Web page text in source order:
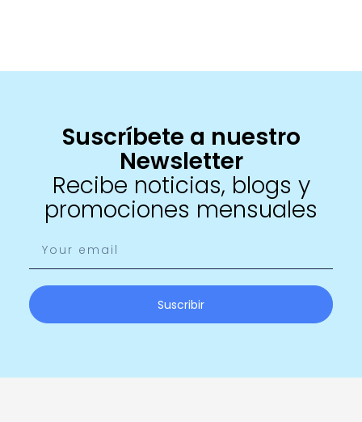
Suscríbete a nuestro
Newsletter
Recibe noticias, blogs y
promociones mensuales
Suscribir